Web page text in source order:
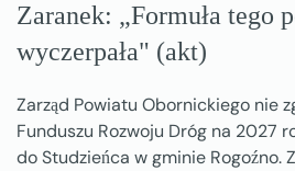
Zaranek: „Formuła tego
wyczerpała" (akt)
Zarząd Powiatu Obornickiego nie
Funduszu Rozwoju Dróg na 2027
do Studzieńca w gminie Rogoźno.